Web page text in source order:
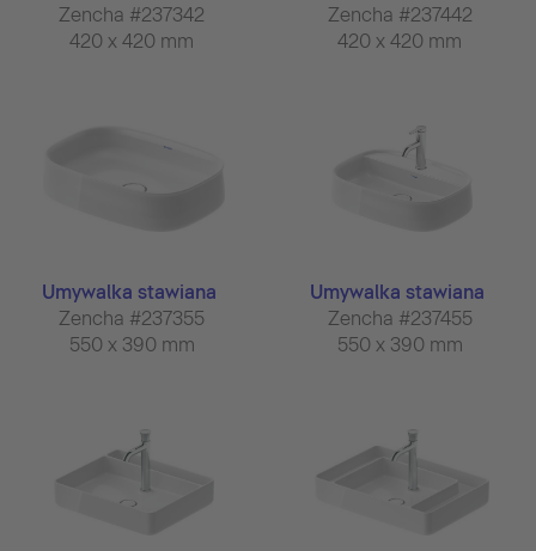
Zencha #237342
420 x 420 mm
Zencha #237442
420 x 420 mm
Umywalka stawiana
Zencha #237355
550 x 390 mm
Umywalka stawiana
Zencha #237455
550 x 390 mm